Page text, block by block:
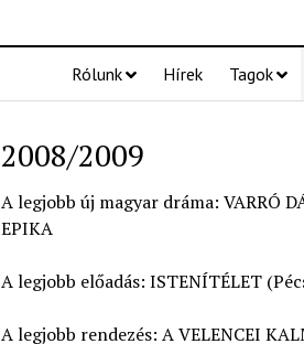
Rólunk Hírek Tagok
2008/2009
A legjobb új magyar dráma: VARRÓ
EPIKA
A legjobb előadás: ISTENÍTÉLET
A legjobb rendezés: A VELENCEI